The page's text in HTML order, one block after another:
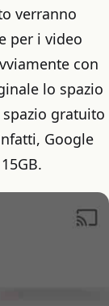
verranno
per i video
con
lo spazio
gratuito
Google